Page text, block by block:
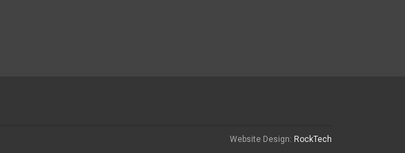
Website Design: RockTech